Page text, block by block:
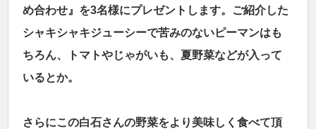
め合わせ』を3名様にプレゼントします。ご紹介した
シャキシャキジューシーで苦みのないピーマンはも
ちろん、トマトやじゃがいも、夏野菜などが入って
いるとか。
さらにこの白石さんの野菜をより美味しく食べて頂